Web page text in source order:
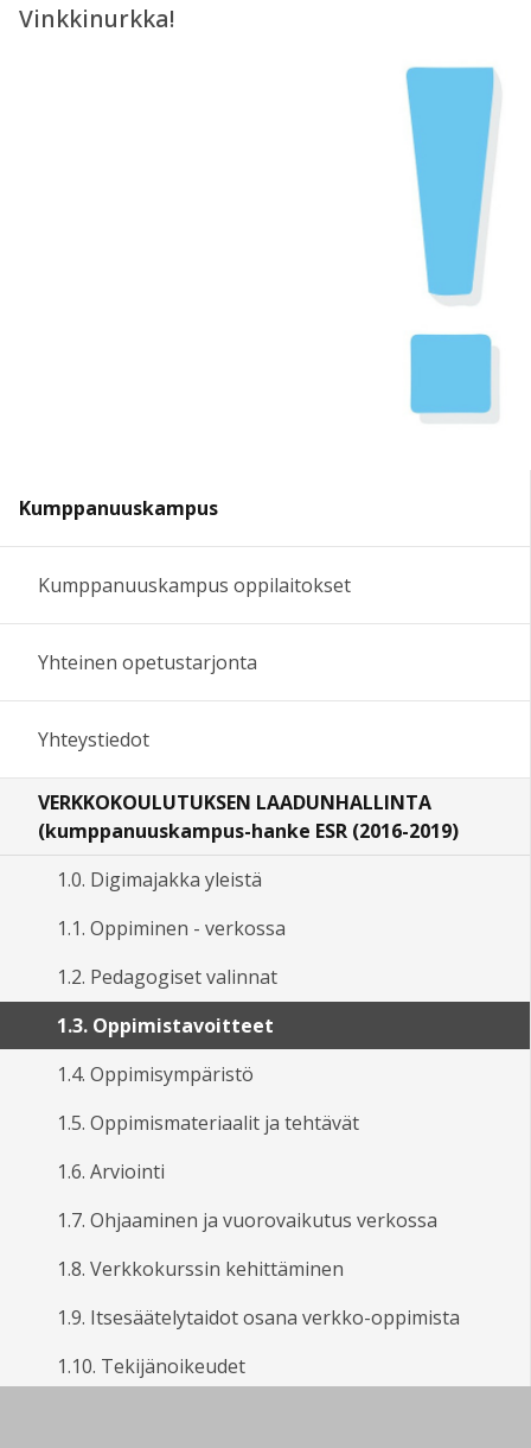
Vinkkinurkka!
Kumppanuuskampus
Kumppanuuskampus oppilaitokset
Yhteinen opetustarjonta
Yhteystiedot
VERKKOKOULUTUKSEN LAADUNHALLINTA
(kumppanuuskampus-hanke ESR (2016-2019)
1.0. Digimajakka yleistä
1.1. Oppiminen - verkossa
1.2. Pedagogiset valinnat
1.3. Oppimistavoitteet
1.4. Oppimisympäristö
1.5. Oppimismateriaalit ja tehtävät
1.6. Arviointi
1.7. Ohjaaminen ja vuorovaikutus verkossa
1.8. Verkkokurssin kehittäminen
1.9. Itsesäätelytaidot osana verkko-oppimista
1.10. Tekijänoikeudet